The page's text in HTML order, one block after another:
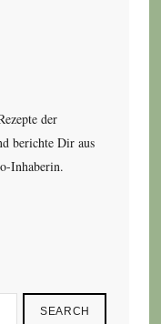
der
berichte Dir aus
Inhaberin.
SEARCH